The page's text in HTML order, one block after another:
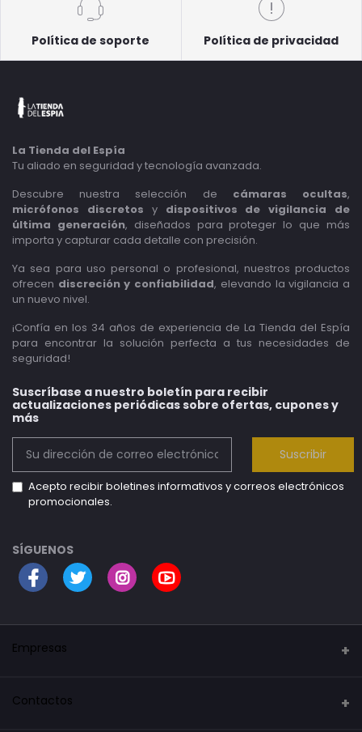
Política de soporte Política de privacidad
La Tienda del Espía
Tu aliado en seguridad y tecnología avanzada.
Descubre nuestra selección de cámaras ocultas,
micrófonos discretos y dispositivos de vigilancia de
última generación, diseñados para proteger lo que más
importa y capturar cada detalle con precisión.
Ya sea para uso personal o profesional, nuestros productos
ofrecen discreción y confiabilidad, elevando la vigilancia a
un nuevo nivel.
¡Confía en los 34 años de experiencia de La Tienda del Espía
para encontrar la solución perfecta a tus necesidades de
seguridad!
Suscríbase a nuestro boletín para recibir
actualizaciones periódicas sobre ofertas, cupones y
más
Suscribir
Acepto recibir boletines informativos y correos electrónicos
promocionales.
SÍGUENOS
Empresas
Security Mark
Contactos